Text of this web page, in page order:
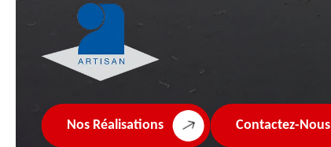
Nos Réalisations Contactez-Nous